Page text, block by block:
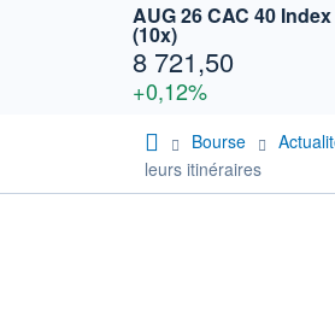
AUG 26 CAC 40 Index
(10x)
8 721,50
+0,12%
Bourse
leurs itinéraires